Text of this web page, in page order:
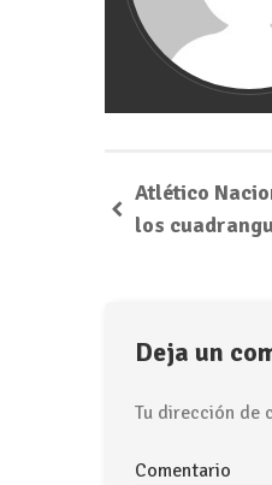
Atlético
los
Deja un
Tu dirección de
Comentario